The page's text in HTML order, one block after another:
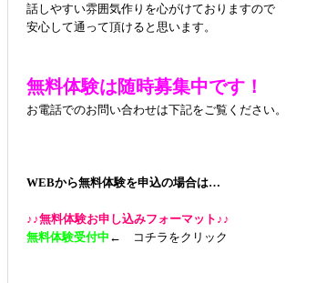
受付時間／9:00〜18:00 土日祝休み
話しやすい雰囲気作りを心がけておりますので
安心して通って頂けると思います。
無料体験は随時募集中です！
お電話でのお問い合わせは下記をご覧ください。
WEBから無料体験を申込の場合は…
♪♪無料体験お申し込みフォーマット♪♪
無料体験受付中 ← コチラをクリック